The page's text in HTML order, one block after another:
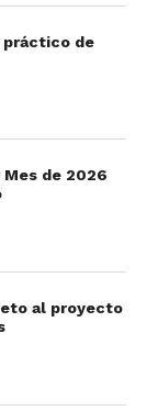
práctico de
de 2026
al proyecto